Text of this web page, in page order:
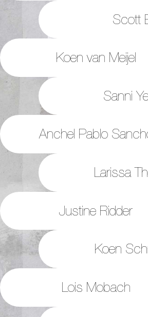
Scott
Koen van Meijel
Sanni
Anchel Pablo
Larissa
Justine Ridder
Koen
Lois Mobach